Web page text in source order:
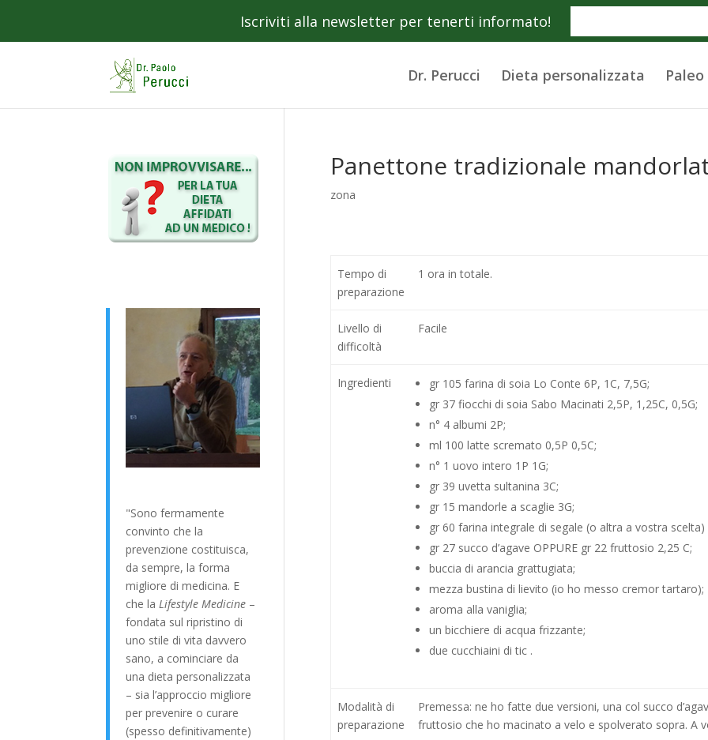
Dr. Perucci Dieta personalizzata Paleo
Panettone tradizionale
zona
Tempo di
preparazione
1 ora in totale.
Livello di
difficoltà
Facile
Ingredienti
gr 105 farina di soia Lo Conte 6P, 1C, 7,5G;
gr 37 fiocchi di soia Sabo Macinati 2,5P, 1,25C, 0,5G;
n° 4 albumi 2P;
ml 100 latte scremato 0,5P 0,5C;
n° 1 uovo intero 1P 1G;
gr 39 uvetta sultanina 3C;
gr 15 mandorle a scaglie 3G;
gr 60 farina integrale di segale (o altra a vostra scelta)
gr 27 succo d’agave OPPURE gr 22 fruttosio 2,25 C;
buccia di arancia grattugiata;
mezza bustina di lievito (io ho messo cremor tartaro);
aroma alla vaniglia;
un bicchiere di acqua frizzante;
due cucchiaini di tic .
Modalità di
preparazione
Premessa: ne ho fatte due versioni, una col succo
fruttosio che ho macinato a velo e spolverato sopra. A
"Sono fermamente
convinto che la
prevenzione costituisca,
da sempre, la forma
migliore di medicina. E
che la Lifestyle Medicine –
fondata sul ripristino di
uno stile di vita davvero
sano, a cominciare da
una dieta personalizzata
– sia l’approccio migliore
per prevenire o curare
(spesso definitivamente)
Iscriviti alla newsletter per tenerti informato!